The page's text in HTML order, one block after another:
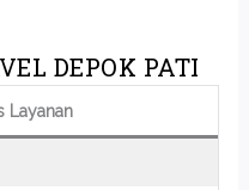
DEPOK PATI
Layanan